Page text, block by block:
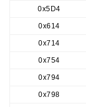
0x5D4
0x614
0x714
0x754
0x794
0x798